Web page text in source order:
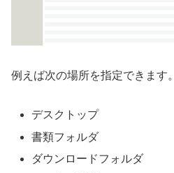
例えば次の場所を指定できます。
デスクトップ
書類フォルダ
ダウンロードフォルダ